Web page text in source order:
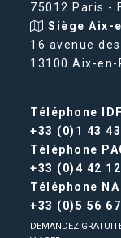
75012 Paris -
Siège Aix-
16 avenue
13100 Aix-en-
Téléphone
+33 (0)1 43
Téléphone
+33 (0)4 42
Téléphone NA
+33 (0)5 56
DEMANDEZ